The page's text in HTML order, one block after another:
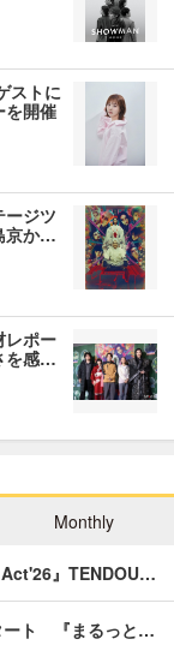
ストに
を開催
ージツ
京か…
レポー
を感…
Monthly
』TENDOU…
ート 『まるっと…